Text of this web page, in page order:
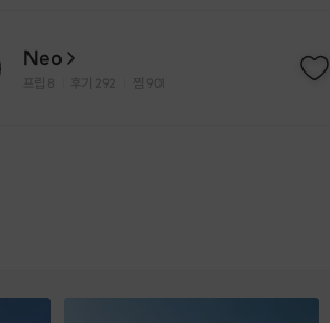
Neo
프립 8 후기 292 찜 901